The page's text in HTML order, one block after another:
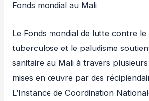
Fonds mondial au Mali
Le Fonds mondial de lutte contre le
tuberculose et le paludisme
sanitaire au Mali à travers
mises en œuvre par des
L’Instance de Coordination